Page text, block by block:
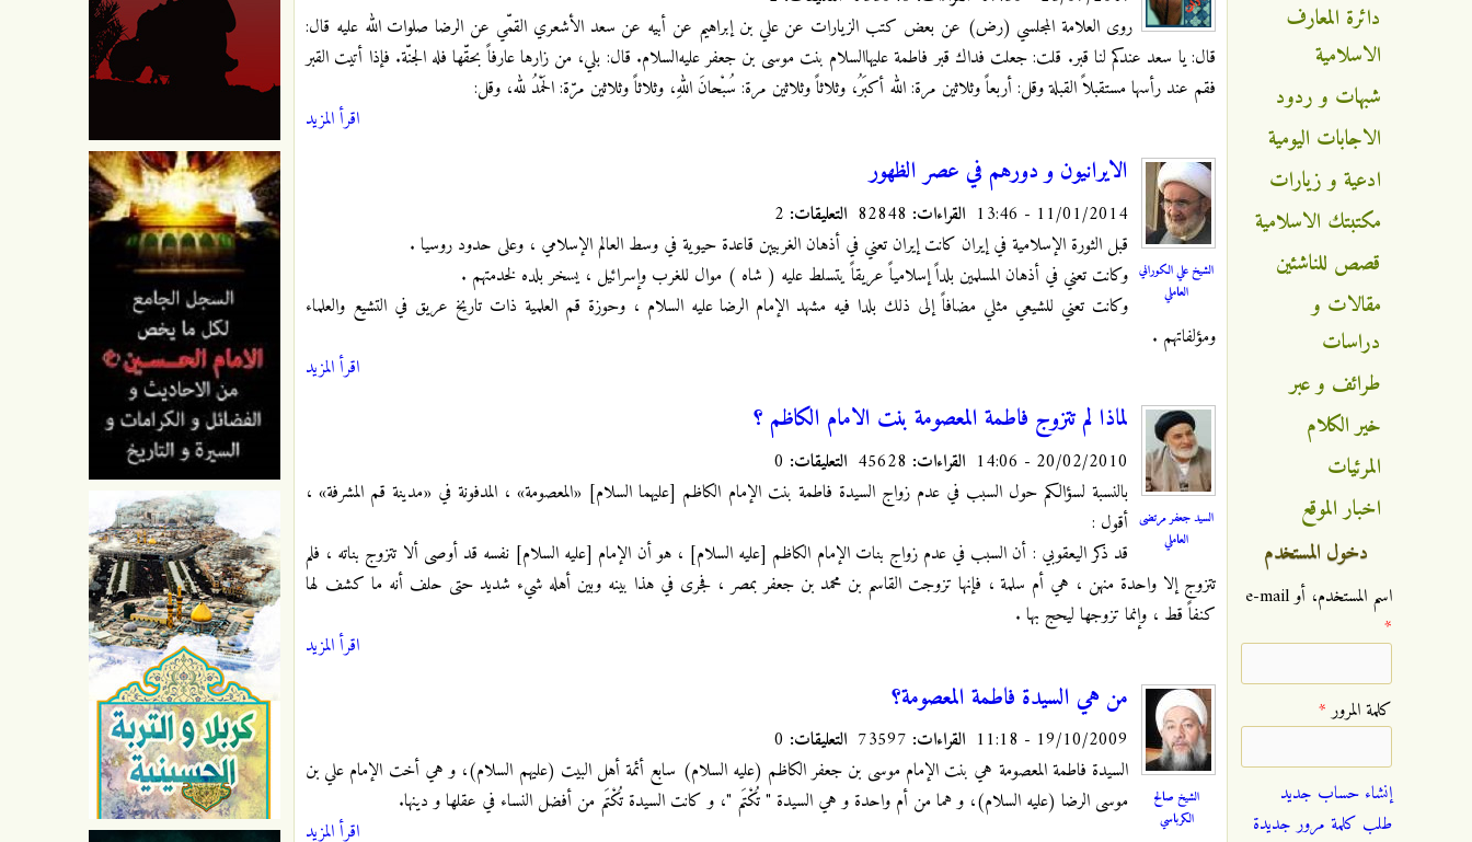
روى العلامة المجلسي (رض) عن بعض كتب الزيارات عن علي بن إبراهيم عن أبيه عن سعد الأشعري القمّي عن الرضا صلوات الله عليه قال:
قال: يا سعد عندكم لنا قبر. قلت: جعلت فداك قبر فاطمة عليها‌السلام بنت موسى بن جعفر عليه‌السلام. قال: بلي، من زارها عارفاً بحقّها فله الجنّة. فإذا أتيت القبر
فقم عند رأسها مستقبلاً القبلة وقل: أربعاً وثلاثين مرة: الله أكبَرُ، وثلاثاً وثلاثين مرة: سُبْحانَ اللهِ، وثلاثاً وثلاثين مرّة: الحَمْدُ لله، وقل:
اقرأ المزيد
الشيخ علي الكوراني
العاملي
الايرانيون و دورهم في عصر الظهور
11/01/2014 - 13:46 القراءات: التعليقات:
قبل الثورة الإسلامية في إيران كانت إيران تعني في أذهان الغربيين قاعدة حيوية في وسط العالم الإسلامي ، وعلى حدود روسيا .
وكانت تعني في أذهان المسلمين بلداً إسلامياً عريقاً يتسلط عليه ( شاه ) موال للغرب وإسرائيل ، يسخر بلده لخدمتهم .
وكانت تعني للشيعي مثلي مضافاً إلى ذلك بلدا فيه مشهد الإمام الرضا عليه السلام ، وحوزة قم العلمية ذات تاريخ عريق في التشيع والعلماء
ومؤلفاتهم .
اقرأ المزيد
السيد جعفر مرتضى
العاملي
لماذا لم تتزوج فاطمة المعصومة بنت الامام الكاظم ؟
20/02/2010 - 14:06 القراءات: التعليقات:
بالنسبة لسؤالكم حول السبب في عدم زواج السيدة فاطمة بنت الإمام الكاظم [عليهما السلام] «المعصومة» ، المدفونة في «مدينة قم المشرفة» ،
أقول :
قد ذكر اليعقوبي : أن السبب في عدم زواج بنات الإمام الكاظم [عليه السلام] ، هو أن الإمام [عليه السلام] نفسه قد أوصى ألا تتزوج بناته ، فلم
تتزوج إلا واحدة منهن ، هي أم سلمة ، فإنها تزوجت القاسم بن محمد بن جعفر بمصر ، فجرى في هذا بينه وبين أهله شيء شديد حتى حلف أنه ما كشف لها
كنفاً قط ، وإنما تزوجها ليحج بها .
اقرأ المزيد
الشيخ صالح
الكرباسي
من هي السيدة فاطمة المعصومة؟
19/10/2009 - 11:18 القراءات: التعليقات:
السيدة فاطمة المعصومة هي بنت الإمام موسى بن جعفر الكاظم (عليه السلام) سابع أئمة أهل البيت (عليهم السلام)، و هي أخت الإمام علي بن
موسى الرضا (عليه السلام)، و هما من أم واحدة و هي السيدة " تُكْتَم "، و كانت السيدة تُكْتَم من أفضل النساء في عقلها و دينها.
اقرأ المزيد
دائرة المعارف
الاسلامية
شبهات و ردود
الاجابات اليومية
ادعية و زيارات
مكتبتك الاسلامية
قصص للناشئين
مقالات و
دراسات
طرائف و عبر
خير الكلام
المرئيات
اخبار الموقع
دخول المستخدم
‏اسم المستخدم، أو e-mail
*
‏كلمة المرور ‏*
إنشاء حساب جديد
طلب كلمة مرور جديدة